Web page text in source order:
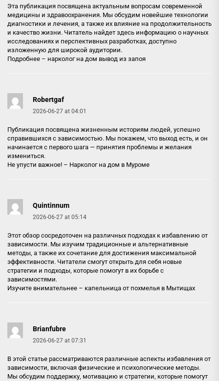
Эта публикация посвящена актуальным вопросам современной
медицины и здравоохранения. Мы обсудим новейшие технологии
диагностики и лечения, а также их влияние на продолжительность
и качество жизни. Читатель найдет здесь информацию о научных
исследованиях и перспективных разработках, доступно
изложенную для широкой аудитории.
Подробнее – нарколог на дом вывод из запоя
Robertgaf
2026-06-27 at 04:01
Публикация посвящена жизненным историям людей, успешно
справившихся с зависимостью. Мы покажем, что выход есть, и он
начинается с первого шага — принятия проблемы и желания
измениться.
Не упусти важное! – Нарколог на дом в Муроме
Quintinnum
2026-06-27 at 05:14
Этот обзор сосредоточен на различных подходах к избавлению от
зависимости. Мы изучим традиционные и альтернативные
методы, а также их сочетание для достижения максимальной
эффективности. Читатели смогут открыть для себя новые
стратегии и подходы, которые помогут в их борьбе с
зависимостями.
Изучите внимательнее – капельница от похмелья в Мытищах
Brianfubre
2026-06-27 at 07:31
В этой статье рассматриваются различные аспекты избавления от
зависимости, включая физические и психологические методы.
Мы обсудим поддержку, мотивацию и стратегии, которые помогут